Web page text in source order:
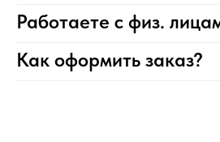
Работаете с физ.
Как оформить заказ?